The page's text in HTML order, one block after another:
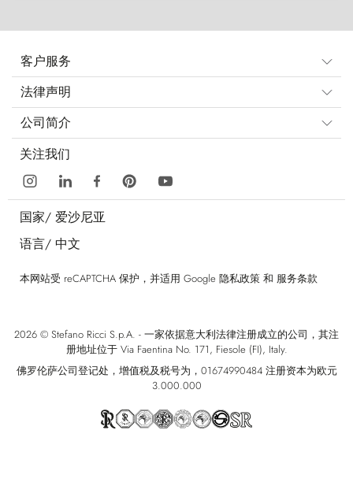
客户服务
法律声明
公司简介
关注我们
国家/ 爱沙尼亚
语言/ 中文
本网站受 reCAPTCHA 保护，并适用 Google 隐私政策 和 服务条款
2026 © Stefano Ricci S.p.A. - 一家依据意大利法律注册成立的公司，其注
册地址位于 Via Faentina No. 171, Fiesole (FI), Italy.
佛罗伦萨公司登记处，增值税及税号为，01674990484 注册资本为欧元
3.000.000